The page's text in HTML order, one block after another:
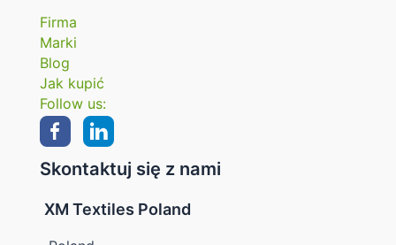
Firma
Marki
Blog
Jak kupić
Follow us:
Skontaktuj się z nami
XM Textiles Poland